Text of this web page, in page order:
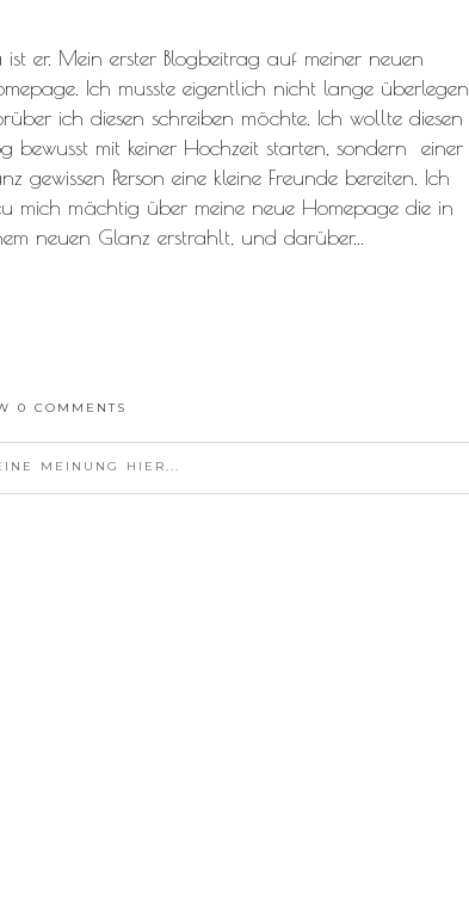
ist er. Mein erster Blogbeitrag auf meiner neuen
Ich musste eigentlich nicht lange überlegen
ich diesen schreiben möchte. Ich wollte diesen
bewusst mit keiner Hochzeit starten, sondern einer
gewissen Person eine kleine Freunde bereiten. Ich
mich mächtig über meine neue Homepage die in
neuen Glanz erstrahlt, und darüber...
0 COMMENTS
MEINUNG HIER...